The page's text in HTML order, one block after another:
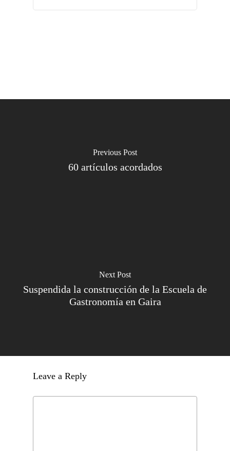
Previous Post
60 artículos acordados
Next Post
Suspendida la construcción de la Escuela de
Gastronomía en Gaira
Leave a Reply